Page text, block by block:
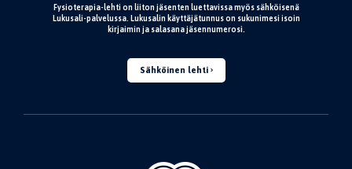
Fysioterapia-lehti on liiton jäsenten luettavissa myös sähköisenä
Lukusali-palvelussa. Lukusalin käyttäjätunnus on sukunimesi isoin
kirjaimin ja salasana jäsennumerosi.
Sähköinen lehti